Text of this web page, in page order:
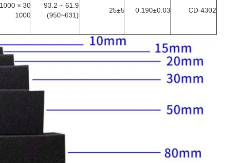
CD-4302
0.190±0.03
25±5
61.9 ~ 93.2
(631~950)
1000